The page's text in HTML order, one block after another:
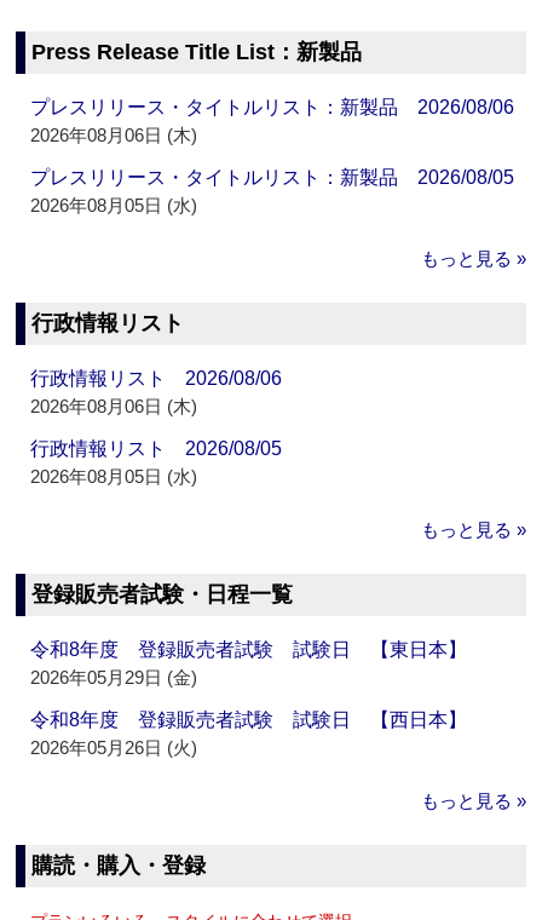
Press Release Title List：新製品
プレスリリース・タイトルリスト：新製品 2026/08/06
2026年08月06日 (木)
プレスリリース・タイトルリスト：新製品 2026/08/05
2026年08月05日 (水)
もっと見る »
行政情報リスト
行政情報リスト 2026/08/06
2026年08月06日 (木)
行政情報リスト 2026/08/05
2026年08月05日 (水)
もっと見る »
登録販売者試験・日程一覧
令和8年度 登録販売者試験 試験日 【東日本】
2026年05月29日 (金)
令和8年度 登録販売者試験 試験日 【西日本】
2026年05月26日 (火)
もっと見る »
購読・購入・登録